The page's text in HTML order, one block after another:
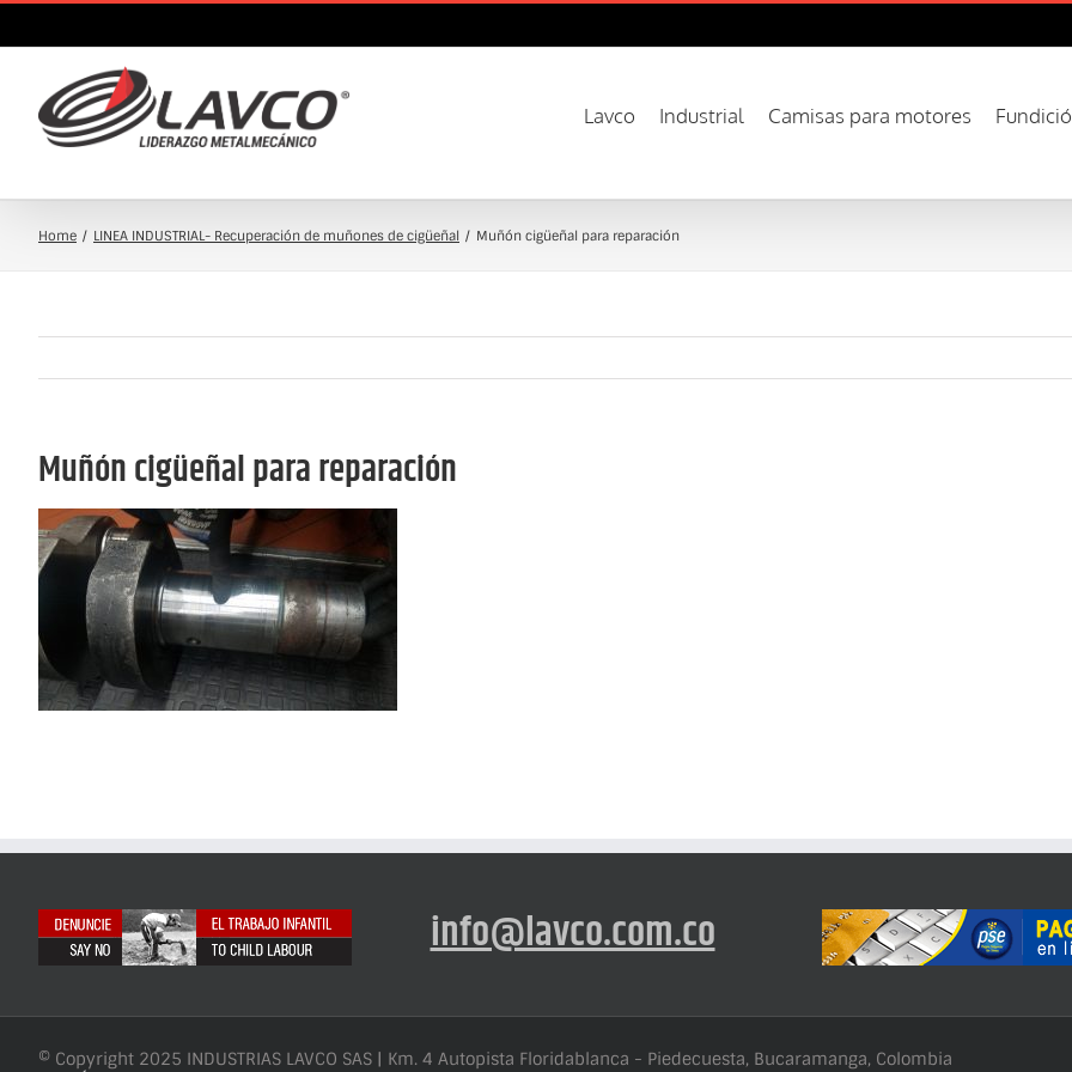
Skip
Lavco Industrial Camisas para motores
Home LINEA INDUSTRIAL- Recuperación de muñones de cigüeñal Muñón cigüeñal para reparación
Muñón cigüeñal para reparación
info@lavco.com.co
© Copyright 2025 INDUSTRIAS LAVCO SAS | Km. 4 Autopista Floridablanca - Piedecuesta, Bucaramanga, Colombia